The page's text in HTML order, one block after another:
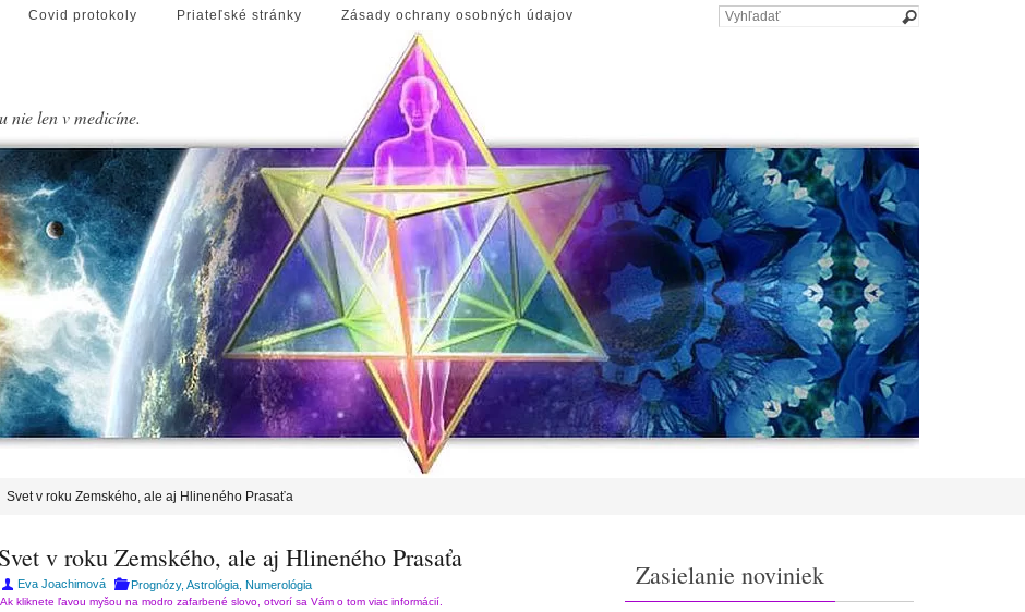
Covid protokoly Priateľské stránky Zásady ochrany osobných údajov
nie len v medicíne.
Svet v roku Zemského, ale aj Hlineného Prasaťa
Svet v roku Zemského, ale aj Hlineného Prasaťa
Eva Joachimová Prognózy, Astrológia, Numerológia
Ak kliknete ľavou myšou na modro zafarbené slovo, otvorí sa Vám o tom viac informácií.
Zasielanie noviniek